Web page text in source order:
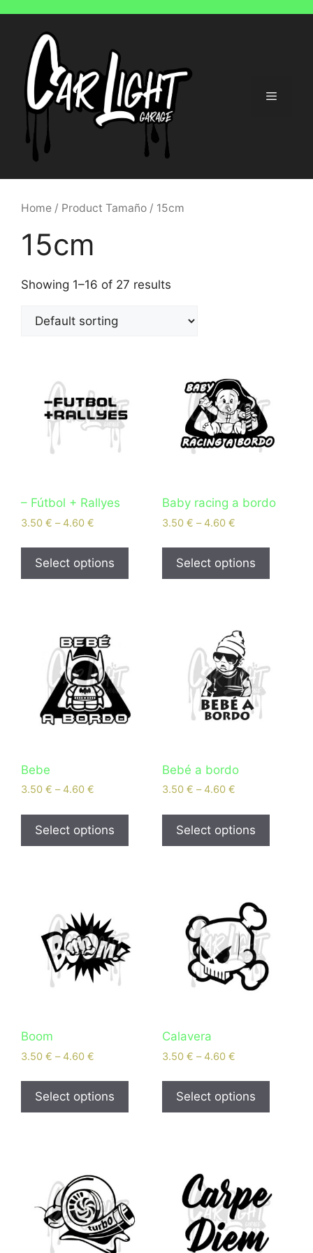
contenido
Home / Product Tamaño / 15cm
15cm
Showing 1–16 of 27 results
– Fútbol + Rallyes
3.50 € – 4.60 €
Select options
Baby racing a bordo
3.50 € – 4.60 €
Select options
Bebe
3.50 € – 4.60 €
Select options
Bebé a bordo
3.50 € – 4.60 €
Select options
Boom
3.50 € – 4.60 €
Select options
Calavera
3.50 € – 4.60 €
Select options